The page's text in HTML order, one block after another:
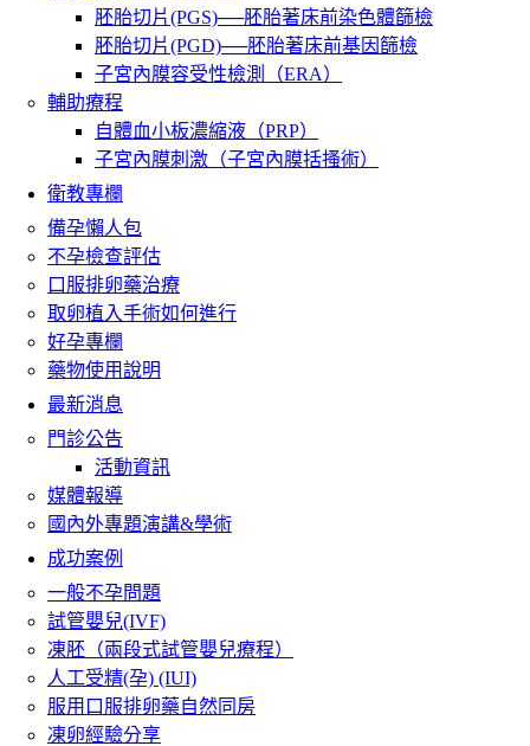
胚胎切片(PGS)──胚胎著床前染色體篩檢
胚胎切片(PGD)──胚胎著床前基因篩檢
子宮內膜容受性檢測（ERA）
輔助療程
自體血小板濃縮液（PRP）
子宮內膜刺激（子宮內膜括搔術）
衛教專欄
備孕懶人包
不孕檢查評估
口服排卵藥治療
取卵植入手術如何進行
好孕專欄
藥物使用說明
最新消息
門診公告
活動資訊
媒體報導
國內外專題演講&學術
成功案例
一般不孕問題
試管嬰兒(IVF)
凍胚（兩段式試管嬰兒療程）
人工受精(孕) (IUI)
服用口服排卵藥自然同房
凍卵經驗分享